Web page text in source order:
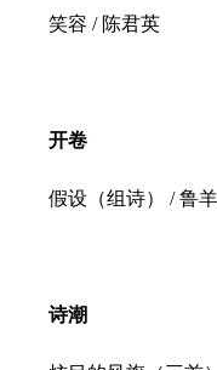
笑容 / 陈君英
开卷
假设（组诗） / 鲁羊
诗潮